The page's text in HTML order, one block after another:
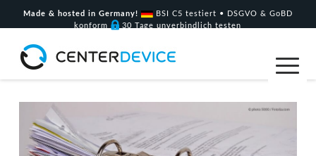
Made & hosted in Germany!
BSI C5 testiert • DSGVO & GoBD
konform
30 Tage unverbindlich testen